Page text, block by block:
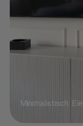
Minimalistisch.